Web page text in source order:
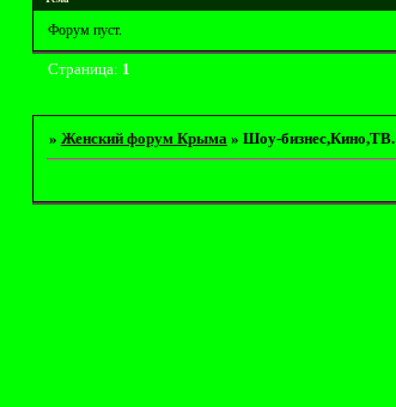
Форум пуст.
Страница: 1
» Женский форум Крыма » Шоу-бизнес,Кино,ТВ.